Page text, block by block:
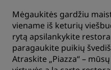
Mėgaukitės gardžiu
viename iš keturių
rytą apsilankykite
paragaukite puikių
Atraskite „Piazza“ –